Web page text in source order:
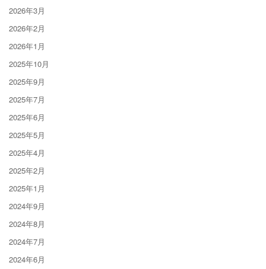
2026年3月
2026年2月
2026年1月
2025年10月
2025年9月
2025年7月
2025年6月
2025年5月
2025年4月
2025年2月
2025年1月
2024年9月
2024年8月
2024年7月
2024年6月